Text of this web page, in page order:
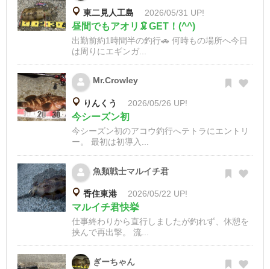
東二見人工島 2026/05/31 UP!
昼間でもアオリ🦑GET！(^^)
出勤前約1時間半の釣行🚗 何時もの場所へ今日
は周りにエギンガ...
Mr.Crowley
りんくう 2026/05/26 UP!
今シーズン初
今シーズン初のアコウ釣行へテトラにエントリ
ー。 最初は初導入...
魚類戦士マルイチ君
香住東港 2026/05/22 UP!
マルイチ君快挙
仕事終わりから直行しましたが釣れず、休憩を
挟んで再出撃。 流...
ぎーちゃん